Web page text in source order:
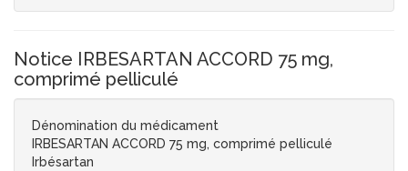
Notice IRBESARTAN ACCORD 75 mg,
comprimé pelliculé
Dénomination du médicament
IRBESARTAN ACCORD 75 mg, comprimé pelliculé
Irbésartan